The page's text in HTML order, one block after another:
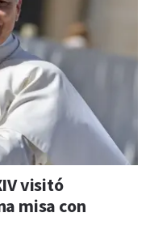
visitó
misa con